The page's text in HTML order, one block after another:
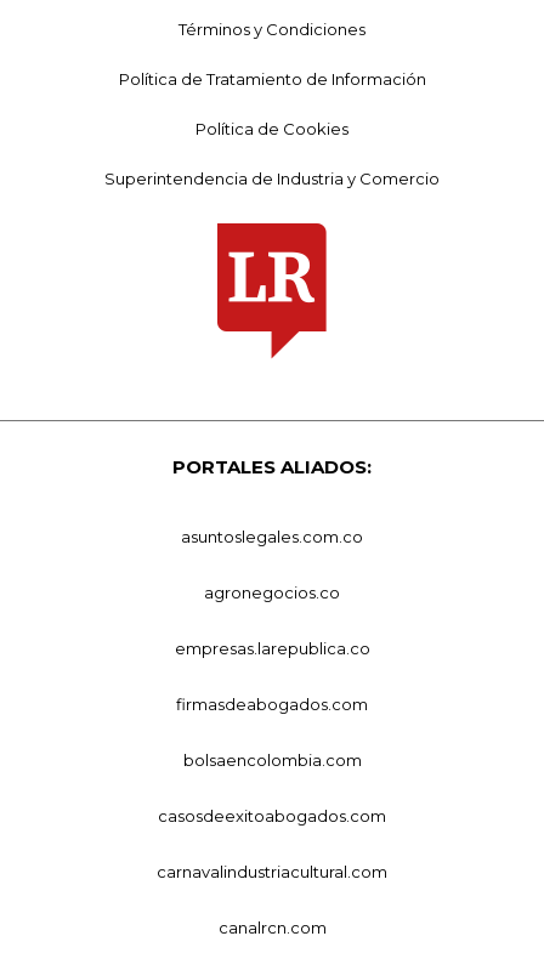
Términos y Condiciones
Política de Tratamiento de Información
Política de Cookies
Superintendencia de Industria y Comercio
PORTALES ALIADOS:
asuntoslegales.com.co
agronegocios.co
empresas.larepublica.co
firmasdeabogados.com
bolsaencolombia.com
casosdeexitoabogados.com
carnavalindustriacultural.com
canalrcn.com